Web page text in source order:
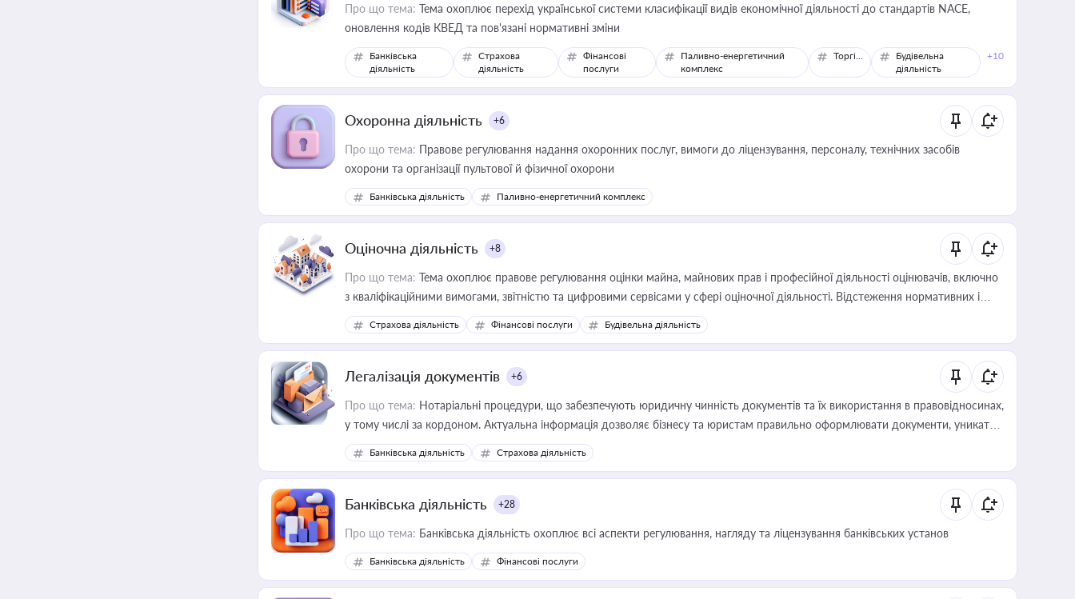
Про що тема: Тема охоплює перехід української системи класифікації видів економічної діяльності до стандартів NACE,
оновлення кодів КВЕД та пов'язані нормативні зміни
Банківська
діяльність
Страхова
діяльність
Фінансові
послуги
Паливно-енергетичний
комплекс
Торгівля
Будівельна
діяльність
+10
Охоронна діяльність +6
Про що тема: Правове регулювання надання охоронних послуг, вимоги до ліцензування, персоналу, технічних засобів
охорони та організації пультової й фізичної охорони
Банківська діяльність Паливно-енергетичний комплекс
Оціночна діяльність +8
Про що тема: Тема охоплює правове регулювання оцінки майна, майнових прав і професійної діяльності оцінювачів, включно
з кваліфікаційними вимогами, звітністю та цифровими сервісами у сфері оціночної діяльності. Відстеження нормативних і
медійних змін у цій сфері корисне для власника бізнесу, керівника, юриста або бухгалтера під час оподаткування,
приватизації, оренди державного майна, корпоративних угод і перевірки статусу суб'єктів оціночної діяльності
Страхова діяльність Фінансові послуги Будівельна діяльність
Легалізація документів +6
Про що тема: Нотаріальні процедури, що забезпечують юридичну чинність документів та їх використання в правовідносинах,
у тому числі за кордоном. Актуальна інформація дозволяє бізнесу та юристам правильно оформлювати документи, уникати
ризиків недійсності та забезпечувати їх належне прийняття органами влади та контрагентами
Банківська діяльність Страхова діяльність
Банківська діяльність +28
Про що тема: Банківська діяльність охоплює всі аспекти регулювання, нагляду та ліцензування банківських установ
Банківська діяльність Фінансові послуги